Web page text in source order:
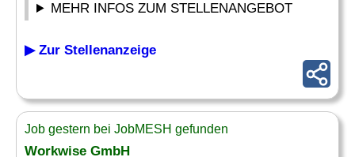
MEHR INFOS ZUM STELLENANGEBOT
▶ Zur Stellenanzeige
Job gestern bei JobMESH gefunden
Workwise GmbH